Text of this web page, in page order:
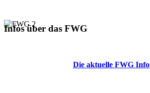
Infos über das FWG
Die aktuelle FWG Info